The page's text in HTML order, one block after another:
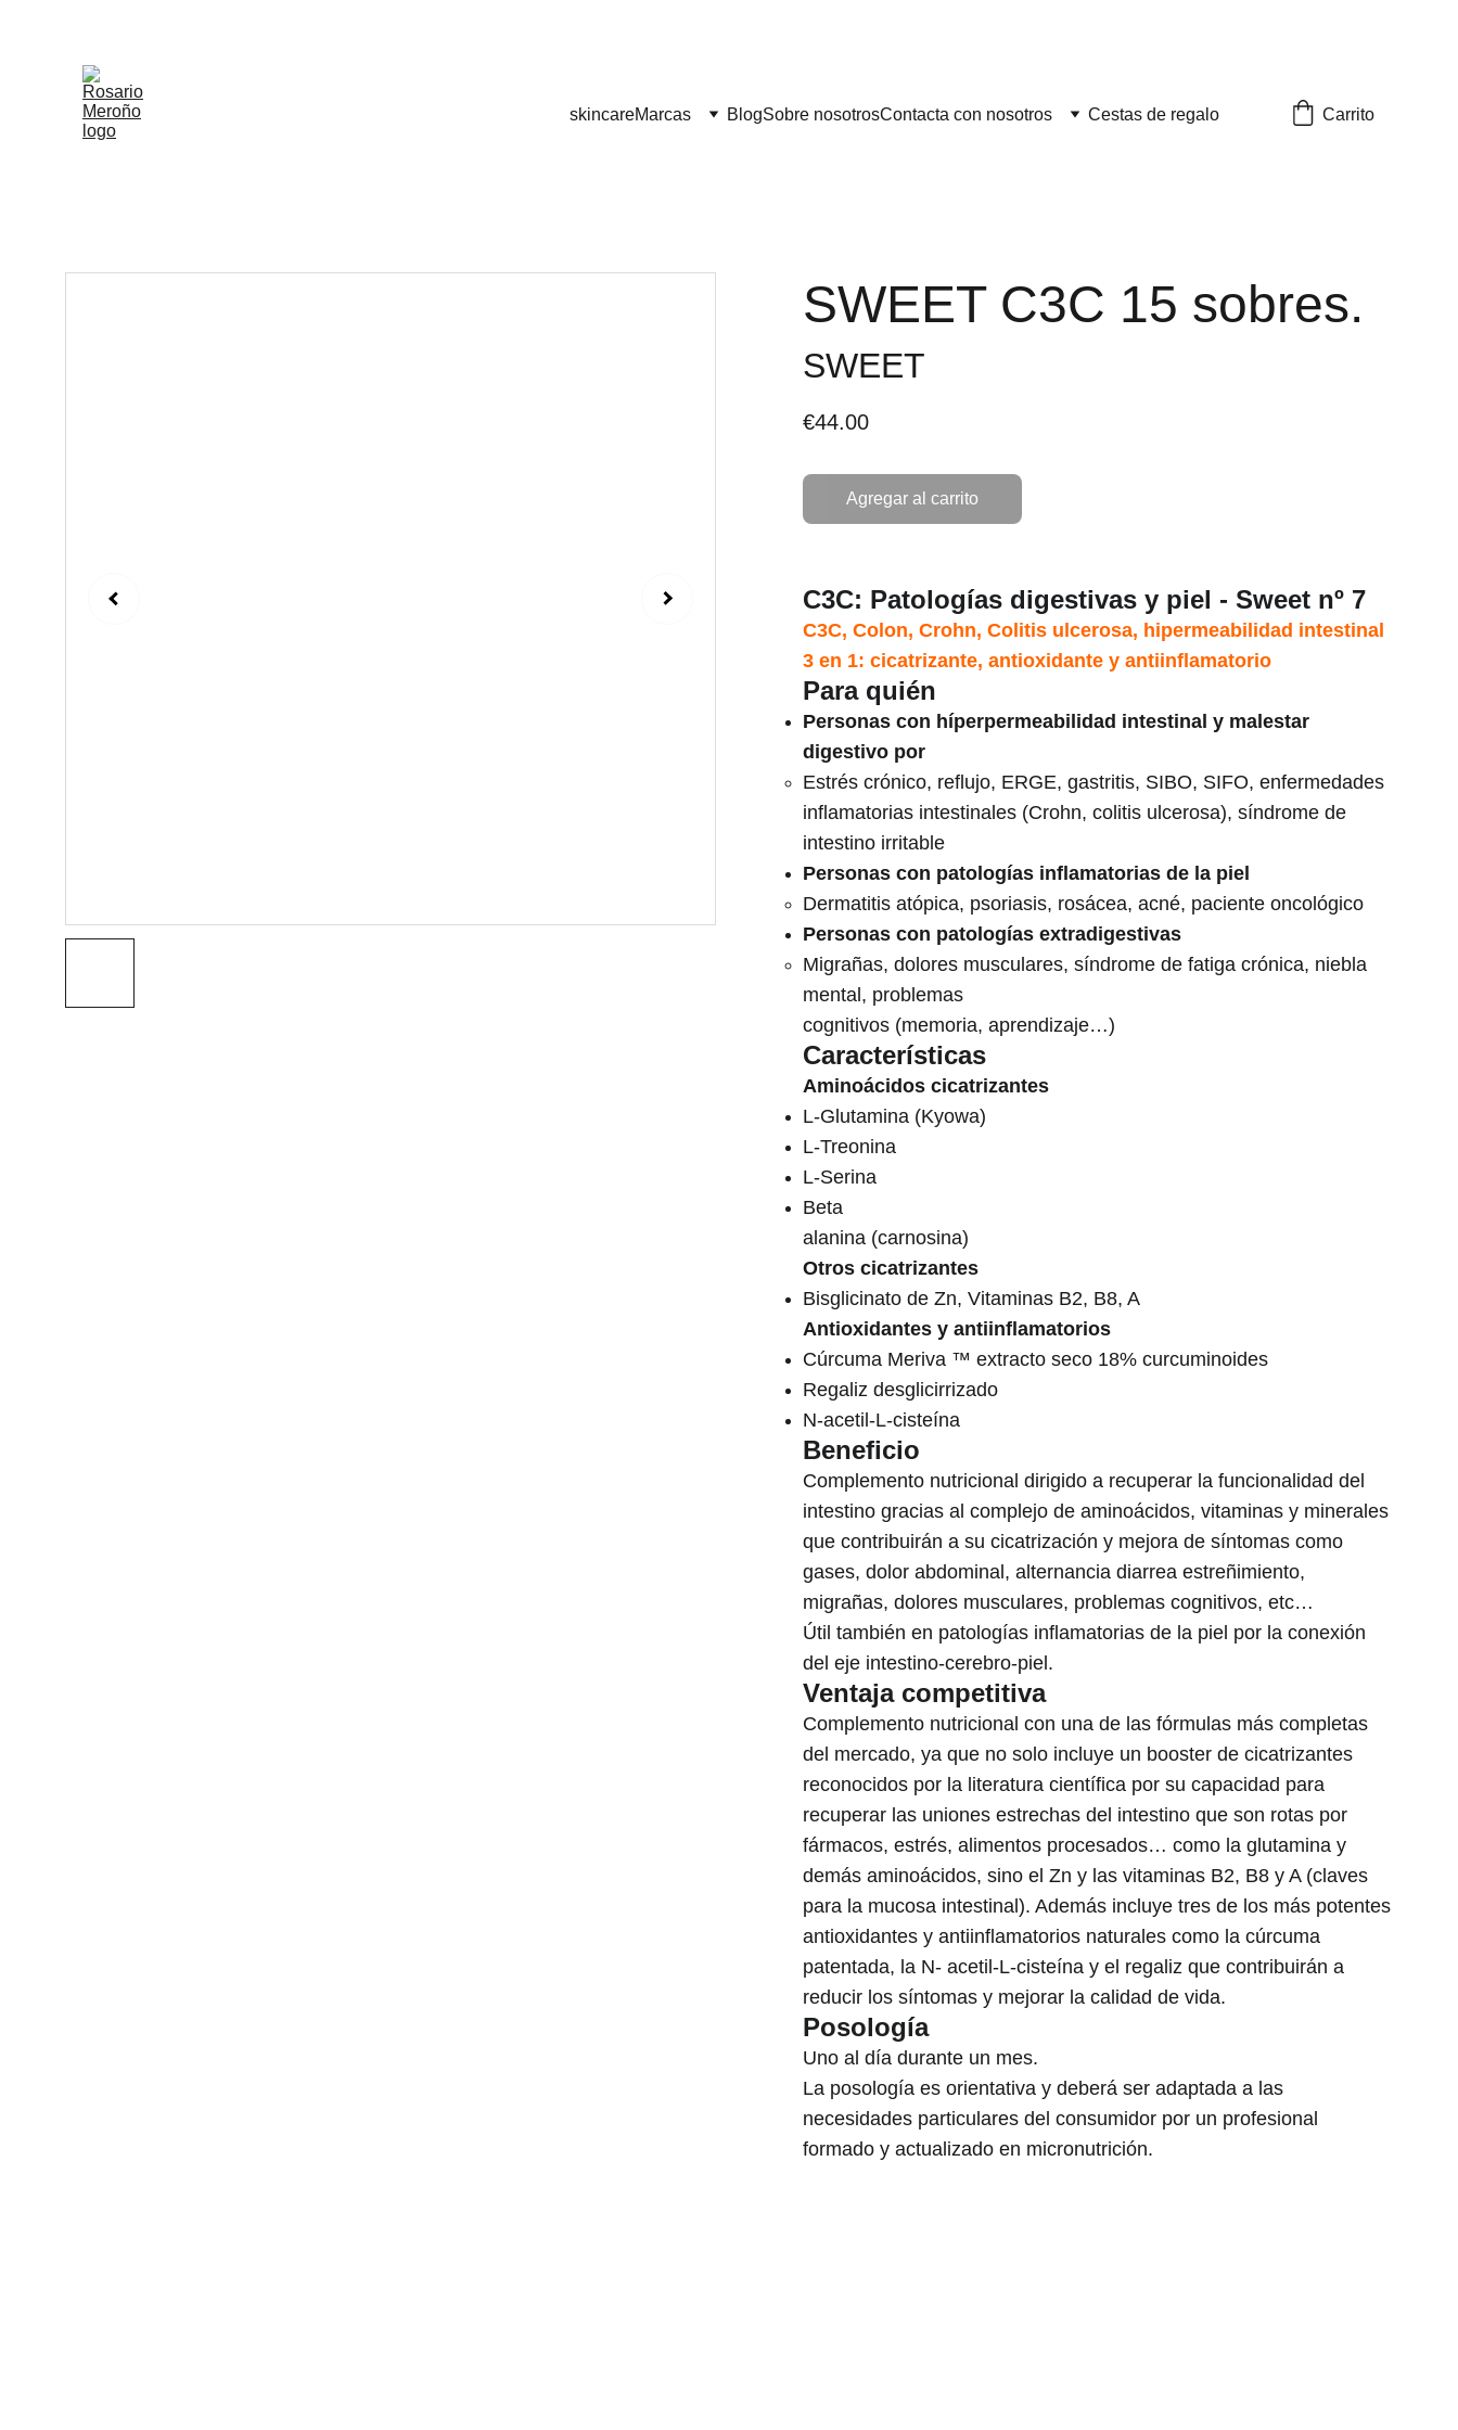
skincareMarcas BlogSobre nosotrosContacta con nosotros Cestas de regalo Carrito
SWEET C3C 15 sobres.
SWEET
€44.00
Agregar al carrito
C3C: Patologías digestivas y piel - Sweet nº 7
C3C, Colon, Crohn, Colitis ulcerosa, hipermeabilidad intestinal
3 en 1: cicatrizante, antioxidante y antiinflamatorio
Para quién
Personas con híperpermeabilidad intestinal y malestar
digestivo por
Estrés crónico, reflujo, ERGE, gastritis, SIBO, SIFO, enfermedades
inflamatorias intestinales (Crohn, colitis ulcerosa), síndrome de
intestino irritable
Personas con patologías inflamatorias de la piel
Dermatitis atópica, psoriasis, rosácea, acné, paciente oncológico
Personas con patologías extradigestivas
Migrañas, dolores musculares, síndrome de fatiga crónica, niebla
mental, problemas
cognitivos (memoria, aprendizaje…)
Características
Aminoácidos cicatrizantes
L-Glutamina (Kyowa)
L-Treonina
L-Serina
Beta
alanina (carnosina)
Otros cicatrizantes
Bisglicinato de Zn, Vitaminas B2, B8, A
Antioxidantes y antiinflamatorios
Cúrcuma Meriva ™ extracto seco 18% curcuminoides
Regaliz desglicirrizado
N-acetil-L-cisteína
Beneficio
Complemento nutricional dirigido a recuperar la funcionalidad del
intestino gracias al complejo de aminoácidos, vitaminas y minerales
que contribuirán a su cicatrización y mejora de síntomas como
gases, dolor abdominal, alternancia diarrea estreñimiento,
migrañas, dolores musculares, problemas cognitivos, etc…
Útil también en patologías inflamatorias de la piel por la conexión
del eje intestino-cerebro-piel.
Ventaja competitiva
Complemento nutricional con una de las fórmulas más completas
del mercado, ya que no solo incluye un booster de cicatrizantes
reconocidos por la literatura científica por su capacidad para
recuperar las uniones estrechas del intestino que son rotas por
fármacos, estrés, alimentos procesados… como la glutamina y
demás aminoácidos, sino el Zn y las vitaminas B2, B8 y A (claves
para la mucosa intestinal). Además incluye tres de los más potentes
antioxidantes y antiinflamatorios naturales como la cúrcuma
patentada, la N- acetil-L-cisteína y el regaliz que contribuirán a
reducir los síntomas y mejorar la calidad de vida.
Posología
Uno al día durante un mes.
La posología es orientativa y deberá ser adaptada a las
necesidades particulares del consumidor por un profesional
formado y actualizado en micronutrición.